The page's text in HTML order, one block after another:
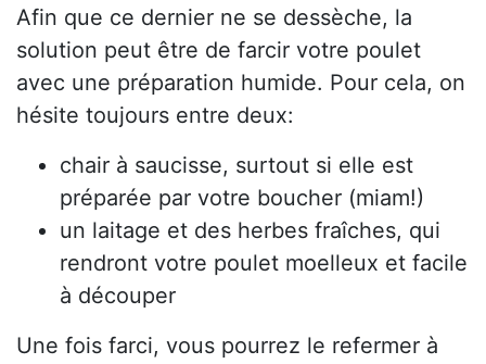
Afin que ce dernier ne se dessèche, la
solution peut être de farcir votre poulet
avec une préparation humide. Pour cela, on
hésite toujours entre deux:
chair à saucisse, surtout si elle est
préparée par votre boucher (miam!)
un laitage et des herbes fraîches, qui
rendront votre poulet moelleux et facile
à découper
Une fois farci, vous pourrez le refermer à